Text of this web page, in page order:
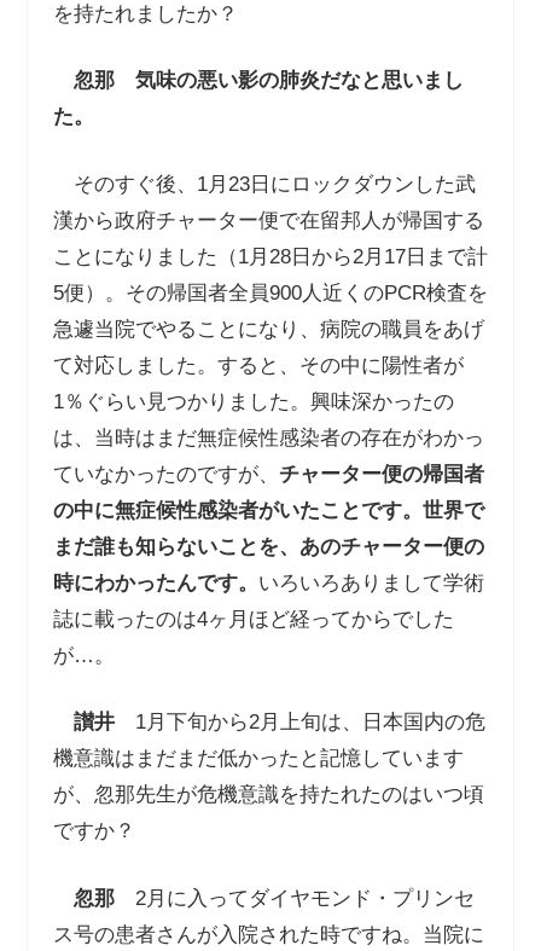
を持たれましたか？
忽那
気味の悪い影の肺炎だなと思いまし
た。
そのすぐ後、1月23日にロックダウンした武
漢から政府チャーター便で在留邦人が帰国する
ことになりました（1月28日から2月17日まで計
5便）。その帰国者全員900人近くのPCR検査を
急遽当院でやることになり、病院の職員をあげ
て対応しました。すると、その中に陽性者が
1％ぐらい見つかりました。興味深かったの
は、当時はまだ無症候性感染者の存在がわかっ
ていなかったのですが、 チャーター便の帰国者
の中に無症候性感染者がいたことです。世界で
まだ誰も知らないことを、あのチャーター便の
時にわかったんです。 いろいろありまして学術
誌に載ったのは4ヶ月ほど経ってからでした
が…。
讃井1月下旬から2月上旬は、日本国内の危
機意識はまだまだ低かったと記憶しています
が、忽那先生が危機意識を持たれたのはいつ頃
ですか？
忽那2月に入ってダイヤモンド・プリンセ
ス号の患者さんが入院された時ですね。当院に